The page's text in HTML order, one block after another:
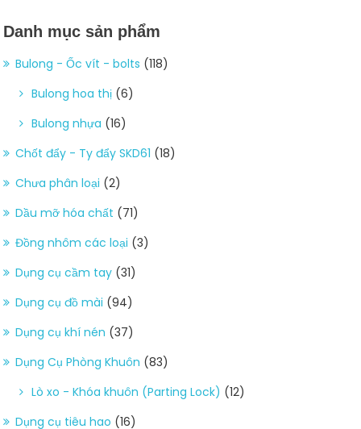
Danh mục sản phẩm
Bulong - Ốc vít - bolts (118)
Bulong hoa thị (6)
Bulong nhựa (16)
Chốt đẩy - Ty đẩy SKD61 (18)
Chưa phân loại (2)
Dầu mỡ hóa chất (71)
Đồng nhôm các loại (3)
Dụng cụ cầm tay (31)
Dụng cụ đồ mài (94)
Dụng cụ khí nén (37)
Dụng Cụ Phòng Khuôn (83)
Lò xo - Khóa khuôn (Parting Lock) (12)
Dụng cụ tiêu hao (16)